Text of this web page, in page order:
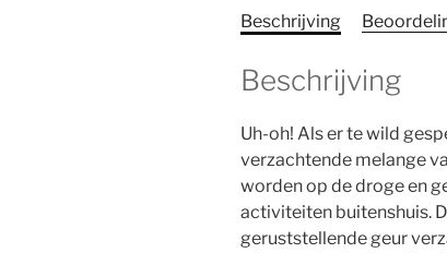
Beschrijving
Beschrijving
Uh-oh! Als er te wild
verzachtende melange
worden op de droge en
activiteiten buitenshuis.
geruststellende geur